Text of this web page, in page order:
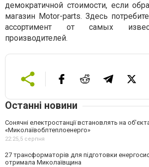
демократичной стоимости, если
магазин Motor-parts. Здесь
ассортимент от самых
производителей.
Останні новини
Сонячні електростанції встановлять на
«Миколаївоблтеплоенерго»
22:25,5 серпня
27 трансформаторів для підготовки
отримала Миколаївщина